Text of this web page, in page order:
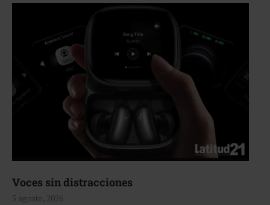
Voces sin distracciones
5 agosto, 2026